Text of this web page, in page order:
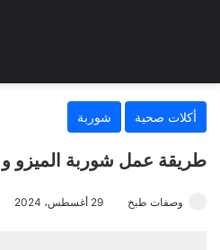
أكلات صحية شوربة
طريقة عمل شوربة الميزو و 5 فوائد هامه
وصفات طبخ 29 أغسطس، 2024